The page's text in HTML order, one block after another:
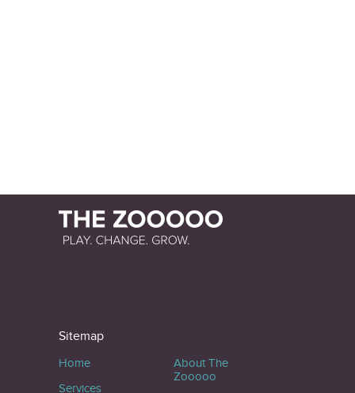
Sitemap
Home
Services
About The
Zooooo